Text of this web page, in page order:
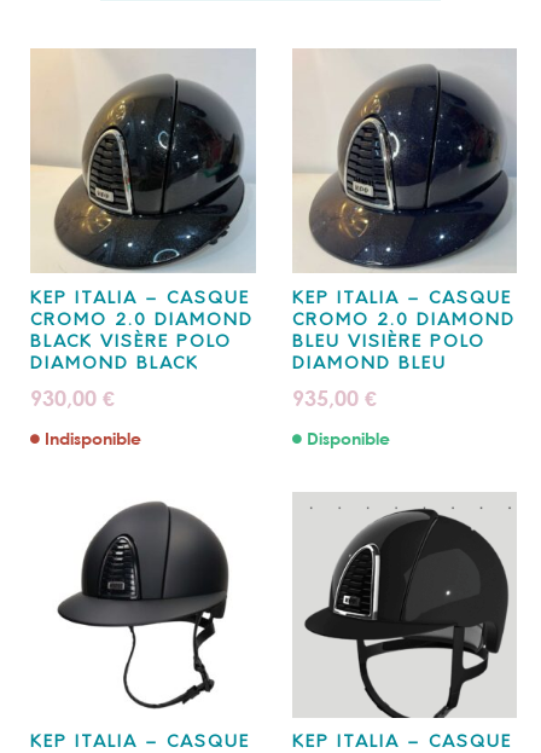
KEP ITALIA – CASQUE
CROMO 2.0 DIAMOND
BLACK VISÈRE POLO
DIAMOND BLACK
930,00 €
Indisponible
KEP ITALIA – CASQUE
CROMO 2.0 DIAMOND
BLEU VISIÈRE POLO
DIAMOND BLEU
935,00 €
Disponible
KEP ITALIA – CASQUE
KEP ITALIA – CASQUE